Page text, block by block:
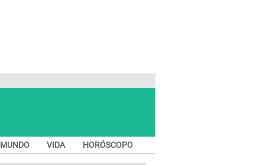
MUNDO VIDA HORÓSCOPO